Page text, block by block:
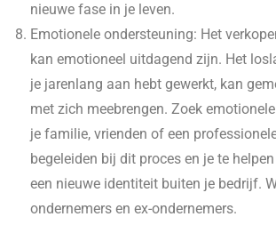
nieuwe fase in je leven.
Emotionele ondersteuning: Het
kan emotioneel uitdagend zijn. Het
je jarenlang aan hebt gewerkt, kan
met zich meebrengen. Zoek
je familie, vrienden of een
begeleiden bij dit proces en je te
een nieuwe identiteit buiten je bedrijf.
ondernemers en ex-ondernemers.